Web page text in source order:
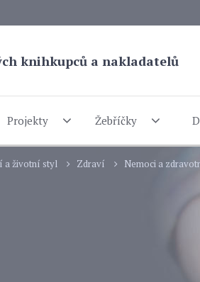
knihkupců a nakladatelů
Projekty Žebříčky
a životní styl Zdraví Nemoci a